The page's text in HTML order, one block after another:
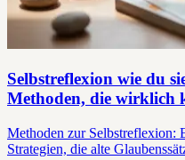
Selbstreflexion wie du
Methoden, die wirklich
Methoden zur Selbstreflexion:
Strategien, die alte